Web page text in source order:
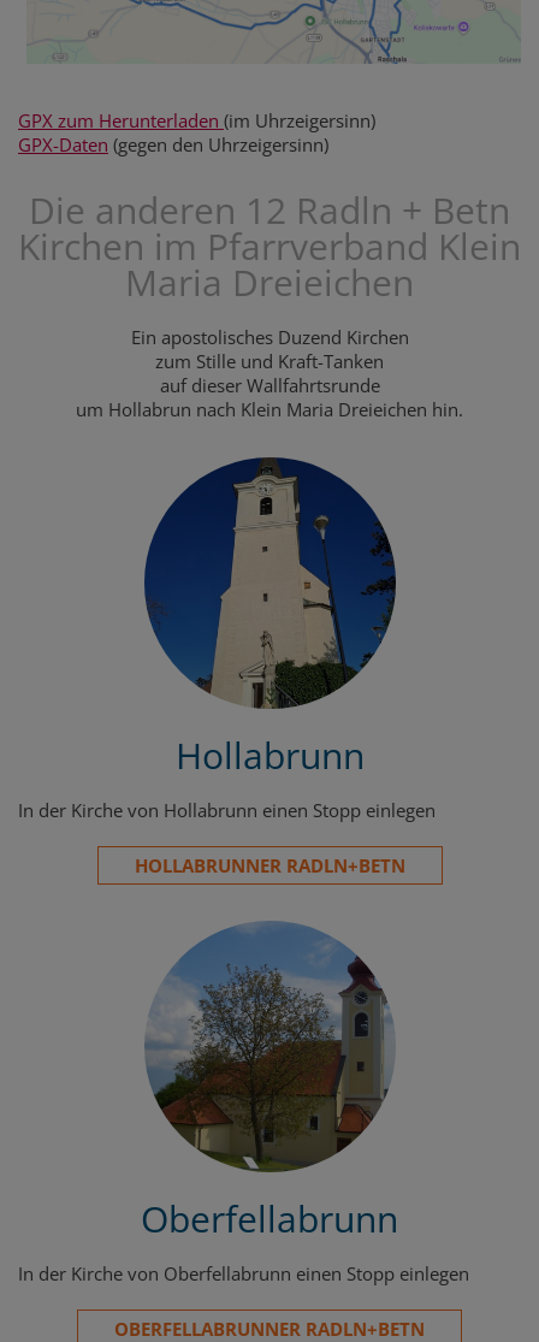
GPX zum Herunterladen (im Uhrzeigersinn)
GPX-Daten (gegen den Uhrzeigersinn)
Die anderen 12 Radln + Betn
Kirchen im Pfarrverband Klein
Maria Dreieichen
Ein apostolisches Duzend Kirchen
zum Stille und Kraft-Tanken
auf dieser Wallfahrtsrunde
um Hollabrun nach Klein Maria Dreieichen hin.
Hollabrunn
In der Kirche von Hollabrunn einen Stopp einlegen
HOLLABRUNNER RADLN+BETN
Oberfellabrunn
In der Kirche von Oberfellabrunn einen Stopp einlegen
OBERFELLABRUNNER RADLN+BETN